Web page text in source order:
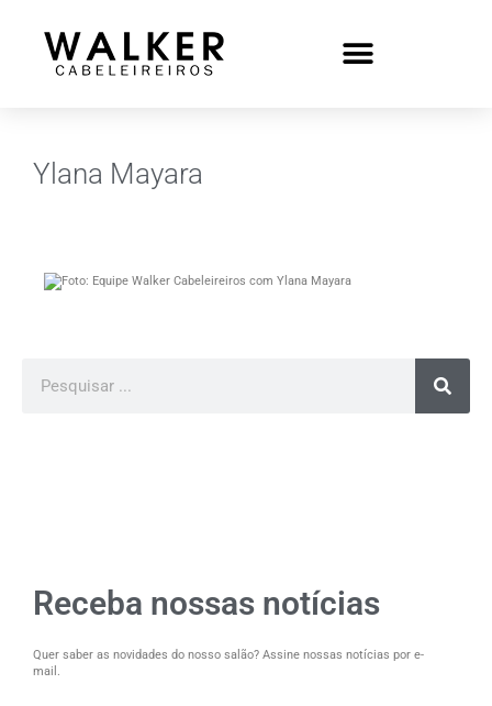
Ylana Mayara
Receba nossas notícias
Quer saber as novidades do nosso salão? Assine nossas notícias por e-
mail.